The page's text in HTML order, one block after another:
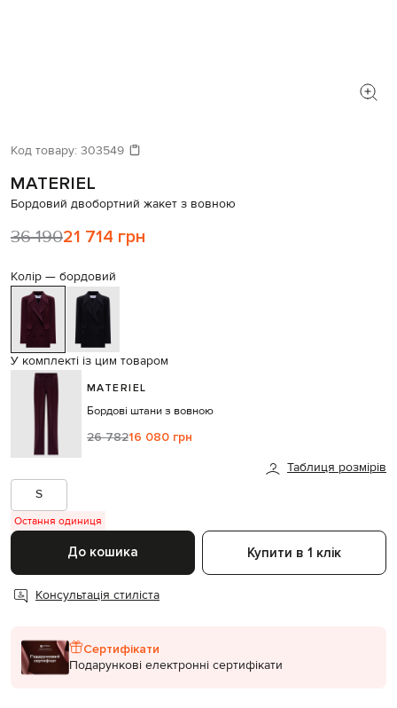
Код товару: 303549
MATERIEL
Бордовий двобортний жакет з вовною
36 19021 714 грн
Колір — бордовий
У комплекті із цим товаром
MATERIEL
Бордові штани з вовною
26 78216 080 грн
Таблиця розмірів
S
Остання одиниця
До кошика Купити в 1 клік
Консультація стиліста
Сертифікати
Подарункові електронні сертифікати